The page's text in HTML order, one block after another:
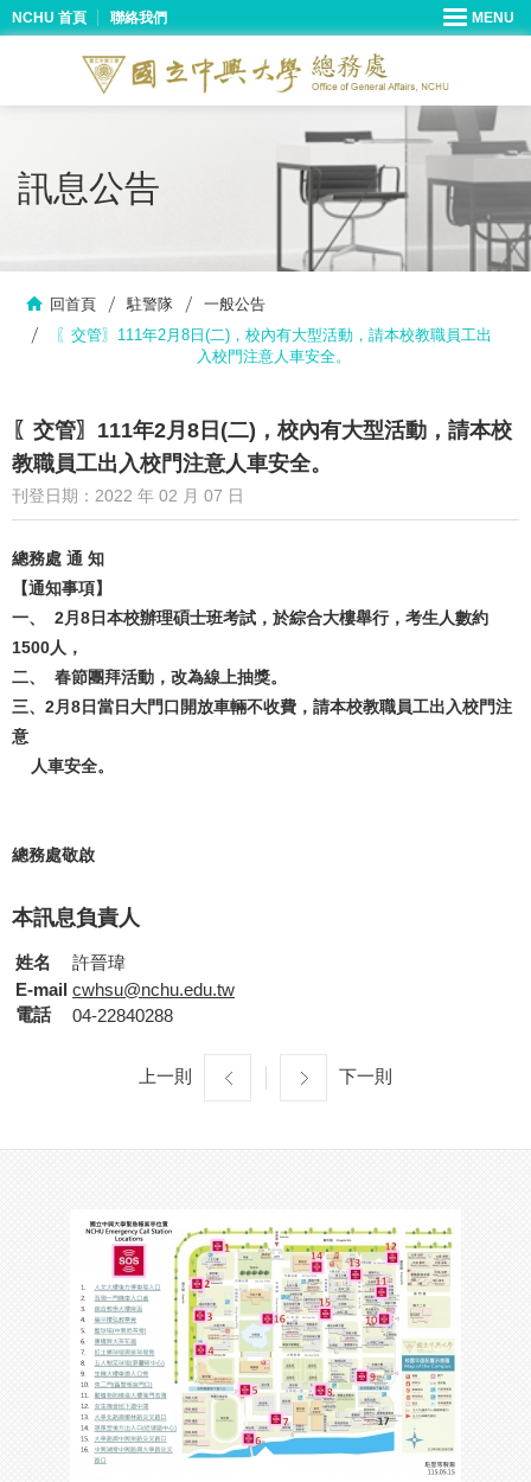
NCHU 首頁 聯絡我們
訊息公告
回首頁 駐警隊
一般公告
〖交管〗111年2月8日(二)，校內有大型活動，請本校教職員工出
入校門注意人車安全。
〖交管〗111年2月8日(二)，校內有大型活動，請本校
教職員工出入校門注意人車安全。
刊登日期：2022 年 02 月 07 日
總務處 通 知
【通知事項】
一、 2月8日本校辦理碩士班考試，於綜合大樓舉行，考生人數約
1500人，
二、 春節團拜活動，改為線上抽獎。
三、2月8日當日大門口開放車輛不收費，請本校教職員工出入校門注
意
人車安全。
總務處敬啟
本訊息負責人
姓名
許晉瑋
E-mail cwhsu@nchu.edu.tw
電話
04-22840288
上一則 下一則